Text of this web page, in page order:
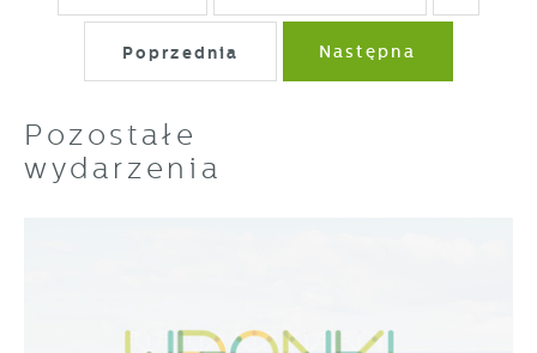
Poprzednia Następna
Pozostałe
wydarzenia